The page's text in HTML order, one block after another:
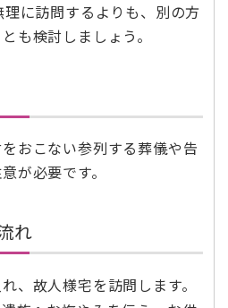
に訪問するよりも、別の方
も検討しましょう。
おこない参列する葬儀や告
が必要です。
れ
、故人様宅を訪問します。